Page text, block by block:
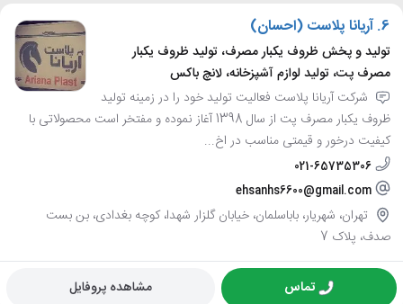
6. آریانا پلاست (احسان)
تولید و پخش ظروف یکبار مصرف، تولید ظروف یکبار
مصرف پت، تولید لوازم آشپزخانه، لانچ باکس
شرکت آریانا پلاست فعالیت تولید خود را در زمینه تولید
ظروف یکبار مصرف پت از سال 1398 آغاز نموده و مفتخر است محصولاتی با
کیفیت درخور و قیمتی مناسب در اخ...
021-65735306
ehsanhs6600@gmail.com
تهران، شهریار، باباسلمان، خیابان گلزار شهدا، کوچه بغدادی، بن بست
صدف، پلاک 7
تماس مشاهده پروفایل